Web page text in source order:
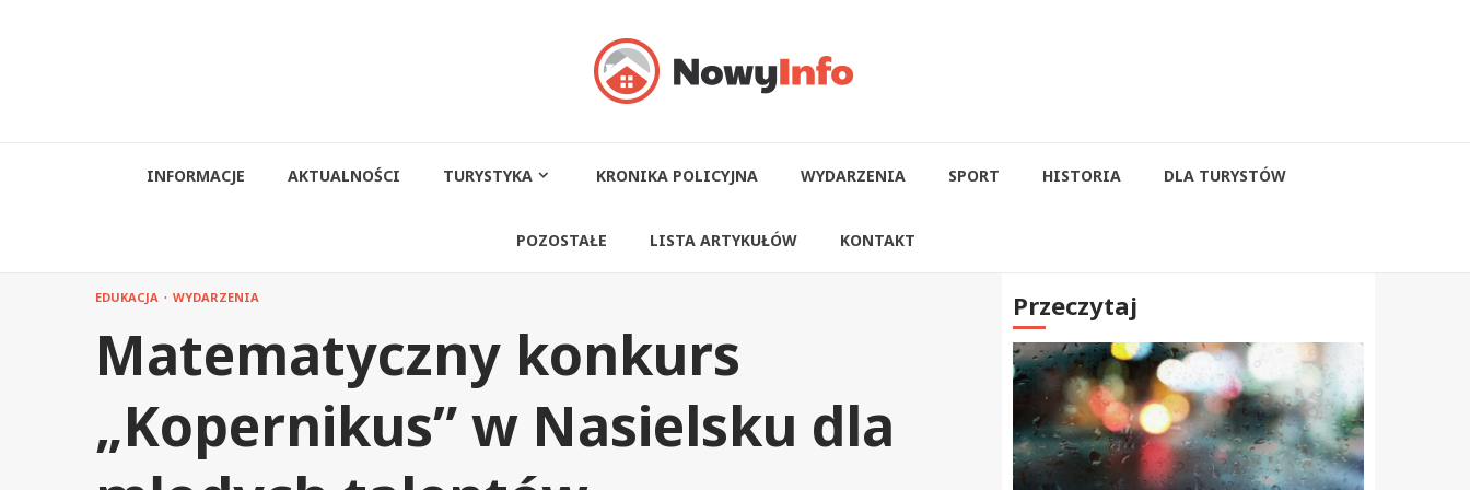
INFORMACJE AKTUALNOŚCI TURYSTYKA KRONIKA POLICYJNA WYDARZENIA SPORT HISTORIA DLA TURYSTÓW
POZOSTAŁE LISTA ARTYKUŁÓW KONTAKT
EDUKACJA WYDARZENIA
Matematyczny konkurs
„Kopernikus” w Nasielsku dla
Przeczytaj